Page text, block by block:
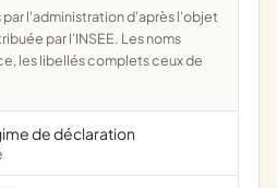
par l'INSEE. Les noms
les libellés complets ceux de
de déclaration